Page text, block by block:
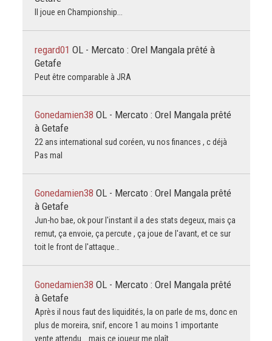
Il joue en Championship...
regard01 OL - Mercato : Orel Mangala prêté à
Getafe
Peut être comparable à JRA
Gonedamien38 OL - Mercato : Orel Mangala prêté
à Getafe
22 ans international sud coréen, vu nos finances , c déjà
Pas mal
Gonedamien38 OL - Mercato : Orel Mangala prêté
à Getafe
Jun-ho bae, ok pour l'instant il a des stats degeux, mais ça
remut, ça envoie, ça percute , ça joue de l'avant, et ce sur
toit le front de l'attaque…
Gonedamien38 OL - Mercato : Orel Mangala prêté
à Getafe
Après il nous faut des liquidités, la on parle de ms, donc en
plus de moreira, snif, encore 1 au moins 1 importante
vente attendu... mais ce joueur me plaît…